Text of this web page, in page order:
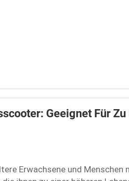
Geeignet Für Zu
Erwachsene und Menschen